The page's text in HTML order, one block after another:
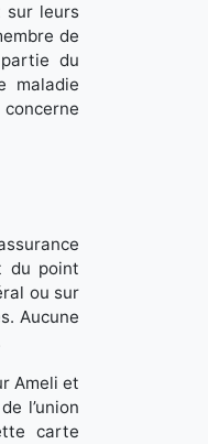
sur leurs
de
du
maladie
du point
ou sur
Aucune
Ameli et
l’union
carte